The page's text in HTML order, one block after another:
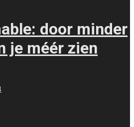
door minder
je méér zien